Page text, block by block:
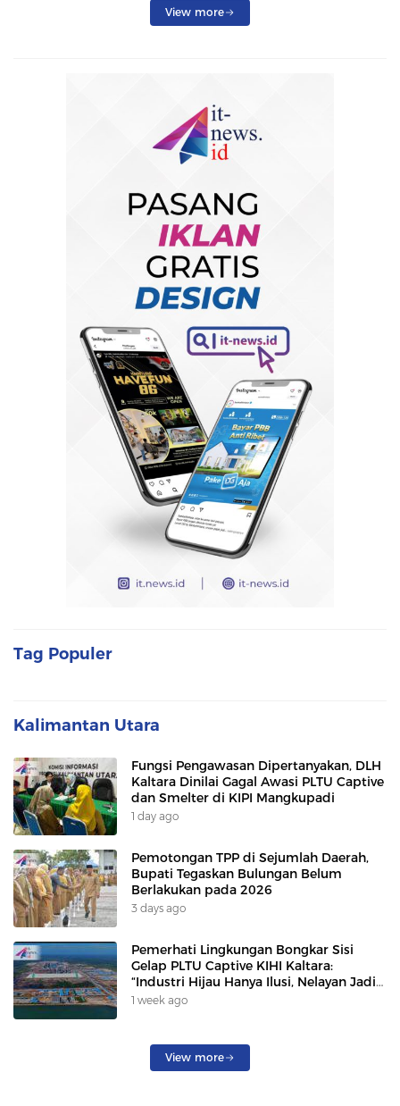
View more
Tag Populer
Kalimantan Utara
Fungsi Pengawasan Dipertanyakan, DLH
Kaltara Dinilai Gagal Awasi PLTU Captive
dan Smelter di KIPI Mangkupadi
1 day ago
Pemotongan TPP di Sejumlah Daerah,
Bupati Tegaskan Bulungan Belum
Berlakukan pada 2026
3 days ago
Pemerhati Lingkungan Bongkar Sisi
Gelap PLTU Captive KIHI Kaltara:
“Industri Hijau Hanya Ilusi, Nelayan Jadi
Korban”
1 week ago
View more